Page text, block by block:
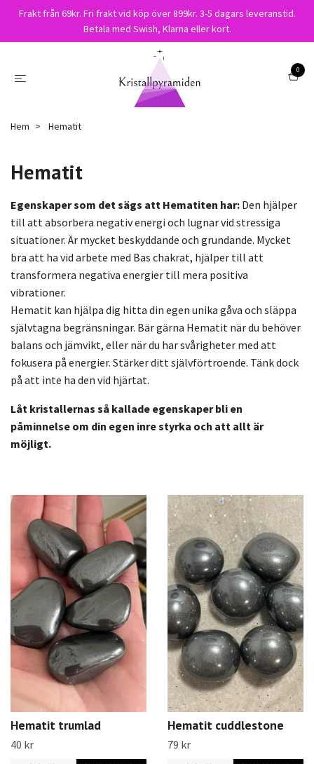
Frakt från 69kr. Fri frakt vid köp över 899kr. 3-5 dagars leveranstid.
Betala med Swish, Klarna eller kort.
0
Hem Hematit
Hematit
Egenskaper som det sägs att Hematiten har: Den hjälper
till att absorbera negativ energi och lugnar vid stressiga
situationer. Är mycket beskyddande och grundande. Mycket
bra att ha vid arbete med Bas chakrat, hjälper till att
transformera negativa energier till mera positiva
vibrationer.
Hematit kan hjälpa dig hitta din egen unika gåva och släppa
självtagna begränsningar. Bär gärna Hematit när du behöver
balans och jämvikt, eller när du har svårigheter med att
fokusera på energier. Stärker ditt självförtroende. Tänk dock
på att inte ha den vid hjärtat.
Låt kristallernas så kallade egenskaper bli en
påminnelse om din egen inre styrka och att allt är
möjligt.
Hematit trumlad
40 kr
Hematit cuddlestone
79 kr